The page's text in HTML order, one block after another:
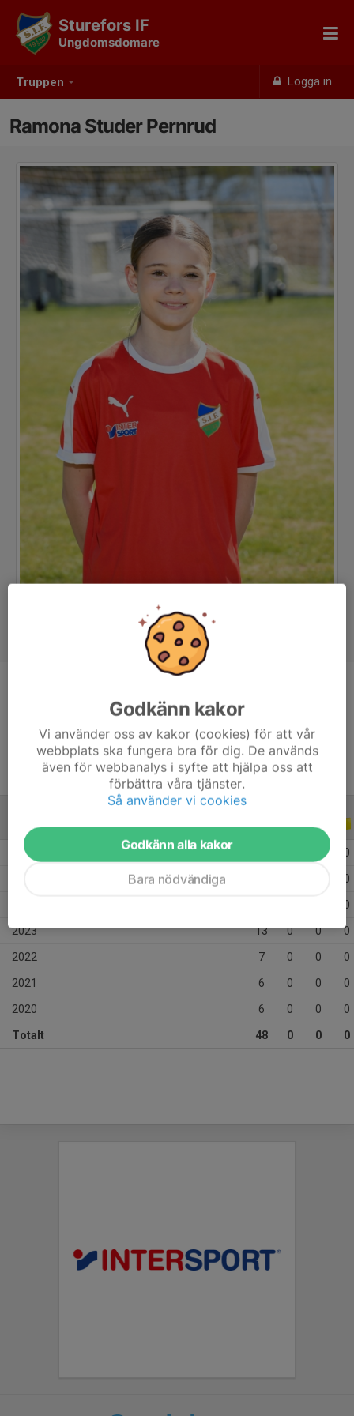
Truppen Logga in
Sturefors IF
Ungdomsdomare
Ramona Studer Pernrud
14 år
ALLA SERIER ALLA ÅR
2026 0
0
0
2023 13 0 0 0
2022 7 0 0 0
2021 6 0 0 0
2020 6 0 0 0
Totalt 48 0 0 0
Godkänn kakor
Vi använder oss av kakor (cookies) för att vår
webbplats ska fungera bra för dig. De används
även för webbanalys i syfte att hjälpa oss att
förbättra våra tjänster.
Så använder vi cookies
Godkänn alla kakor
Bara nödvändiga